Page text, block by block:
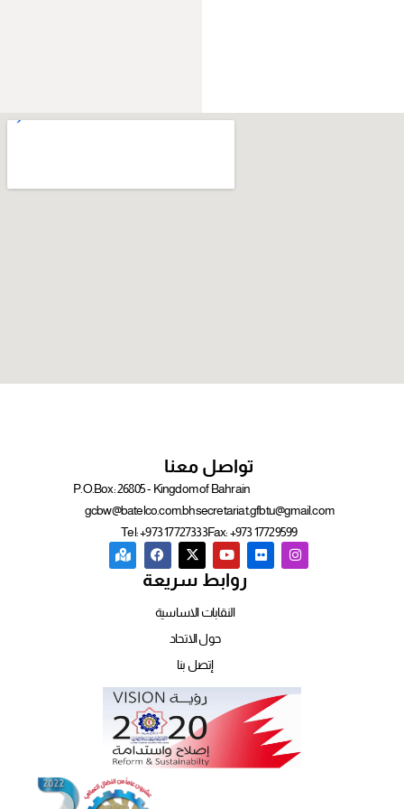
تواصل معنا
P.O.Box: 26805 - Kingdom of Bahrain
gcbw@batelco.com.bhsecretariat.gfbtu@gmail.com
Tel: +973 17727333Fax: +973 17729599
روابط سريعة
النقابات الاساسية
حول الاتحاد
إتصل بنا